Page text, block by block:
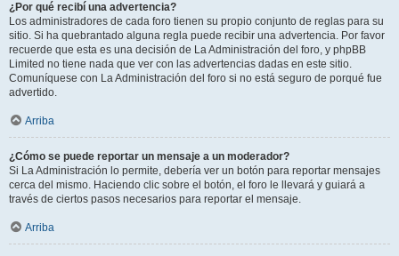
¿Por qué recibí una advertencia?
Los administradores de cada foro tienen su propio conjunto de reglas para su
sitio. Si ha quebrantado alguna regla puede recibir una advertencia. Por favor
recuerde que esta es una decisión de La Administración del foro, y phpBB
Limited no tiene nada que ver con las advertencias dadas en este sitio.
Comuníquese con La Administración del foro si no está seguro de porqué fue
advertido.
Arriba
¿Cómo se puede reportar un mensaje a un moderador?
Si La Administración lo permite, debería ver un botón para reportar mensajes
cerca del mismo. Haciendo clic sobre el botón, el foro le llevará y guiará a
través de ciertos pasos necesarios para reportar el mensaje.
Arriba